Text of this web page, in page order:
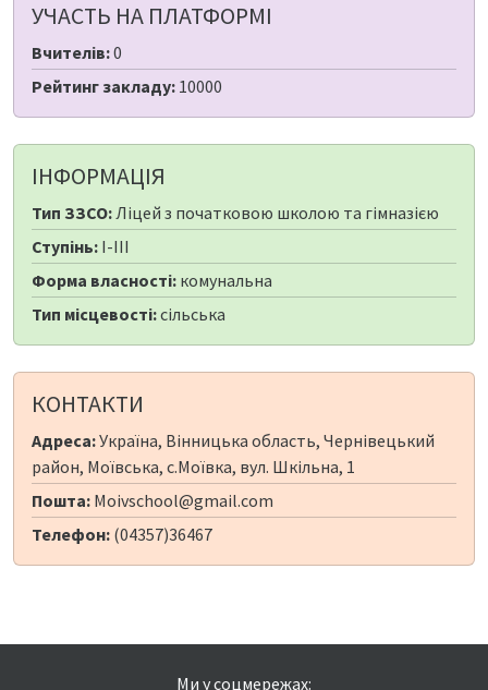
УЧАСТЬ НА ПЛАТФОРМІ
Вчителів:0
Рейтинг закладу: 10000
ІНФОРМАЦІЯ
Тип ЗЗСО:Ліцей з початковою школою та гімназією
Ступінь: I-III
Форма власності: комунальна
Тип місцевості:сільська
КОНТАКТИ
Адреса:Україна, Вінницька область, Чернівецький
район, Моївська, с.Моївка, вул. Шкільна, 1
Пошта: Moivschool@gmail.com
Телефон: (04357)36467
Ми у соцмережах: